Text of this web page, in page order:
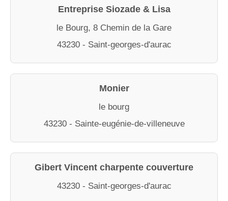
Entreprise Siozade & Lisa
le Bourg, 8 Chemin de la Gare
43230 - Saint-georges-d'aurac
Monier
le bourg
43230 - Sainte-eugénie-de-villeneuve
Gibert Vincent charpente couverture
43230 - Saint-georges-d'aurac